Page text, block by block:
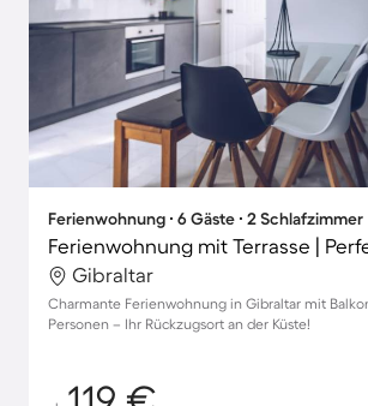
Ferienwohnung ∙ 6 Gäste ∙ 2 Schlafzimmer
Gibraltar
Charmante Ferienwohnung in Gibraltar mit
Personen – Ihr Rückzugsort an der Küste!